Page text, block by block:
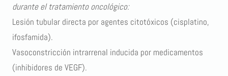
durante el tratamiento oncológico:
Lesión tubular directa por agentes citotóxicos (cisplatino,
ifosfamida).
Vasoconstricción intrarrenal inducida por medicamentos
(inhibidores de VEGF).